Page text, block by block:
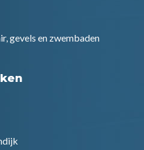
gevels en zwembaden